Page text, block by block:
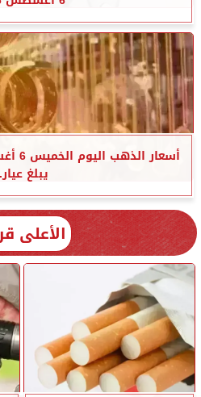
يبلغ
الأعلى